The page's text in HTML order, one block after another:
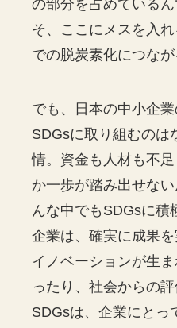
の部分を占めている
そ、ここにメスを入
での脱炭素化につなが
でも、日本の中小企業
SDGsに取り組むのは
情。資金も人材も不
か一歩が踏み出せな
んな中でもSDGsに積
企業は、確実に成果を
イノベーションが生
ったり、社会からの評
SDGsは、企業にとっ